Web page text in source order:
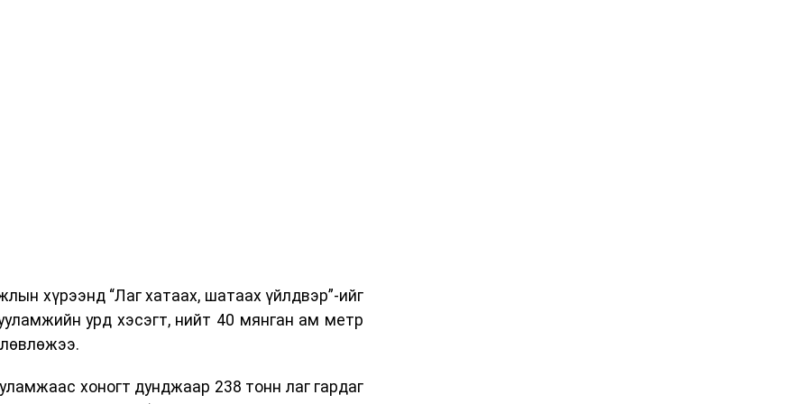
тээврийн үйлчилгээг аюулгүй,
үйлчилгээний нэгдсэн стандарт, сахилга
нэг хэсэг гэж
хүрээнд “Лаг хатаах, шатаах үйлдвэр”-ийг
урд хэсэгт, нийт 40 мянган ам метр
хоногт дунджаар 238 тонн лаг гардаг